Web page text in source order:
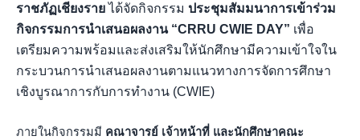
ราชภัฏเชียงรายได้จัดกิจกรรม ประชุมสัมมนาการเข้าร่วม
กิจกรรมการนำเสนอผลงาน “CRRU CWIE DAY” เพื่อ
เตรียมความพร้อมและส่งเสริมให้นักศึกษามีความเข้าใจใน
กระบวนการนำเสนอผลงานตามแนวทางการจัดการศึกษา
เชิงบูรณาการกับการทำงาน (CWIE)
ภายในกิจกรรมมี คณาจารย์ เจ้าหน้าที่ และนักศึกษาคณะ